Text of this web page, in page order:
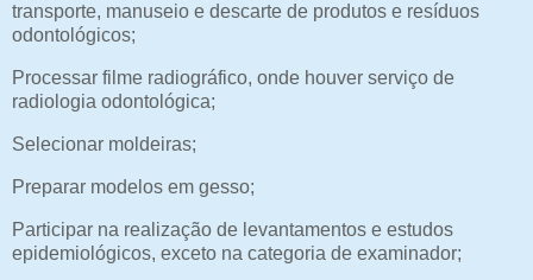
transporte, manuseio e descarte de produtos e resíduos
odontológicos;
Processar filme radiográfico, onde houver serviço de
radiologia odontológica;
Selecionar moldeiras;
Preparar modelos em gesso;
Participar na realização de levantamentos e estudos
epidemiológicos, exceto na categoria de examinador;